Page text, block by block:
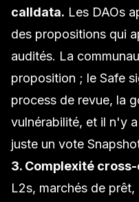
calldata. Les DAOs
des propositions qui
audités. La
proposition ; le Safe
process de revue, la
vulnérabilité, et il n'y
juste un vote
3. Complexité
L2s, marchés de